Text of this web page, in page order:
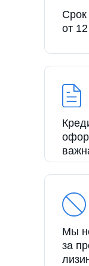
Срок
от
Мы
за